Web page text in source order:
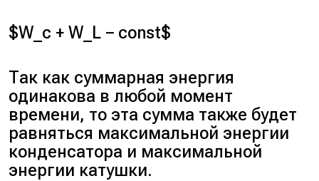
$W_c + W_L − const$
Так как суммарная энергия
одинакова в любой момент
времени, то эта сумма также будет
равняться максимальной энергии
конденсатора и максимальной
энергии катушки.